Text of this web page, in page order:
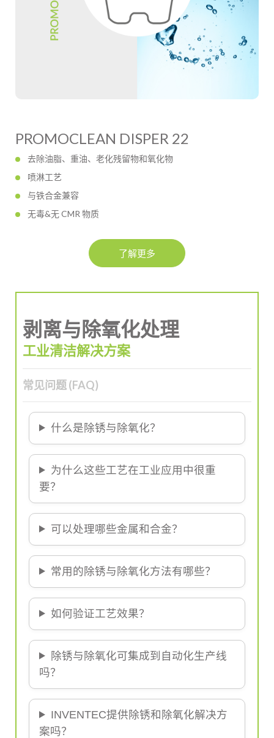
PROMOCLEAN DISPER 22
去除油脂、重油、老化残留物和氧化物
喷淋工艺
与铁合金兼容
无毒&无 CMR 物质
了解更多
剥离与除氧化处理
工业清洁解决方案
常见问题 (FAQ)
什么是除锈与除氧化？
为什么这些工艺在工业应用中很重
要？
可以处理哪些金属和合金？
常用的除锈与除氧化方法有哪些？
如何验证工艺效果？
除锈与除氧化可集成到自动化生产线
吗？
INVENTEC提供除锈和除氧化解决方
案吗？